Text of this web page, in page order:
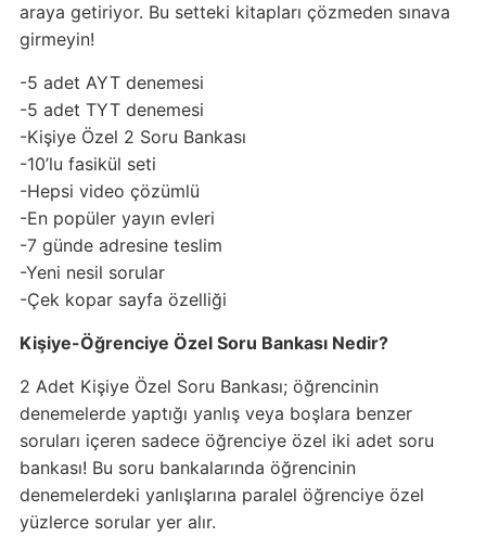
araya getiriyor. Bu setteki kitapları çözmeden sınava
girmeyin!
-5 adet AYT denemesi
-5 adet TYT denemesi
-Kişiye Özel 2 Soru Bankası
-10’lu fasikül seti
-Hepsi video çözümlü
-En popüler yayın evleri
-7 günde adresine teslim
-Yeni nesil sorular
-Çek kopar sayfa özelliği
Kişiye-Öğrenciye Özel Soru Bankası Nedir?
2 Adet Kişiye Özel Soru Bankası; öğrencinin
denemelerde yaptığı yanlış veya boşlara benzer
soruları içeren sadece öğrenciye özel iki adet soru
bankası! Bu soru bankalarında öğrencinin
denemelerdeki yanlışlarına paralel öğrenciye özel
yüzlerce sorular yer alır.